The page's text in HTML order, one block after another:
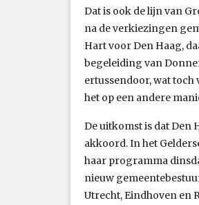
Dat is ook de lijn van
na de verkiezingen
Hart voor Den Haag,
begeleiding van
ertussendoor, wat
het op een andere
De uitkomst is dat Den
akkoord. In het
haar programma
nieuw
Utrecht, Eindhoven en